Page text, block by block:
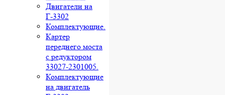
Двигатели на
Г-3302
Комплектующие.
Картер
переднего моста
с редуктором
33027-2301005.
Комплектующие
на двигатель